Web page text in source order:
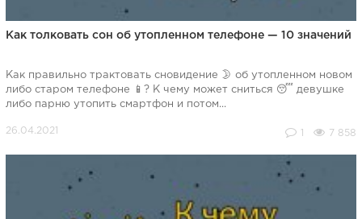
Как толковать сон об утопленном телефоне — 10 значений
Как правильно трактовать сновидение 🌛 об утопленном новом
либо старом телефоне 📱? К чему может сниться 😴 девушке
либо парню утопить смартфон и потом...
7 858